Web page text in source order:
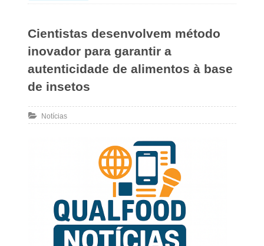
Cientistas desenvolvem método
inovador para garantir a
autenticidade de alimentos à base
de insetos
Notícias